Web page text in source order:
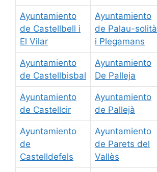
Ayuntamiento
de Castellbell i
El Vilar
Ayuntamiento
de Palau-solità
i Plegamans
Ayuntamiento
de Castellbisbal
Ayuntamiento
De Palleja
Ayuntamiento
de Castellcir
Ayuntamiento
de Pallejà
Ayuntamiento
de
Castelldefels
Ayuntamiento
de Parets del
Vallès